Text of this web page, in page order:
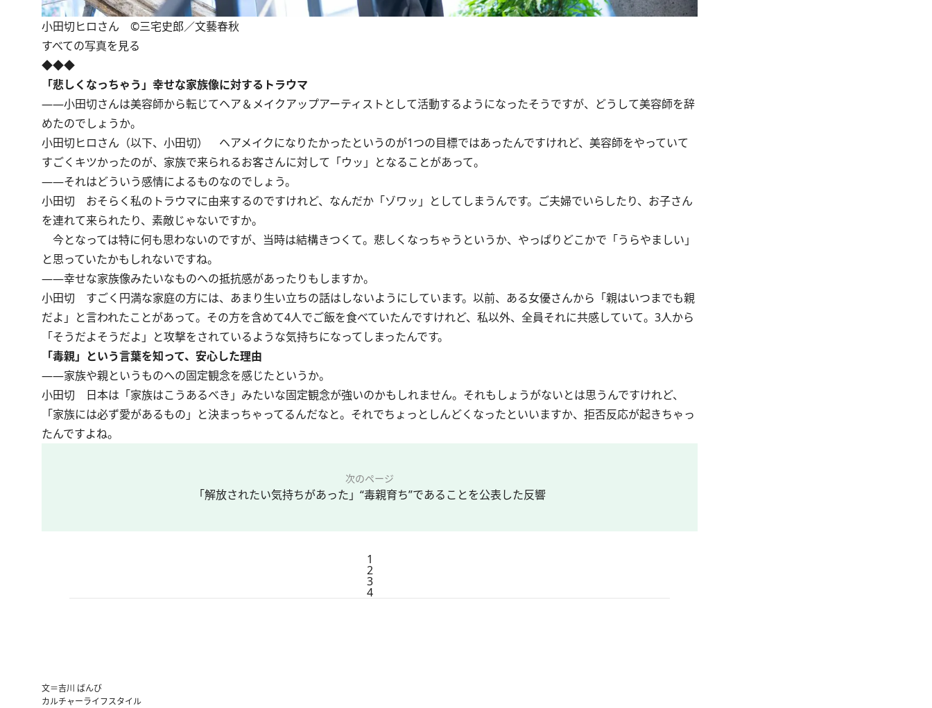
小田切ヒロさん ©三宅史郎／文藝春秋
すべての写真を見る
◆◆◆
「悲しくなっちゃう」幸せな家族像に対するトラウマ
――小田切さんは美容師から転じてヘア＆メイクアップアーティストとして活動するようになったそうですが、どうして美容師を辞
めたのでしょうか。
小田切ヒロさん（以下、小田切）
ヘアメイクになりたかったというのが1つの目標ではあったんですけれど、美容師をやっていて
すごくキツかったのが、家族で来られるお客さんに対して「ウッ」となることがあって。
――それはどういう感情によるものなのでしょう。
小田切 おそらく私のトラウマに由来するのですけれど、なんだか「ゾワッ」としてしまうんです。ご夫婦でいらしたり、お子さん
を連れて来られたり、素敵じゃないですか。
今となっては特に何も思わないのですが、当時は結構きつくて。悲しくなっちゃうというか、やっぱりどこかで「うらやましい」
と思っていたかもしれないですね。
――幸せな家族像みたいなものへの抵抗感があったりもしますか。
小田切 すごく円満な家庭の方には、あまり生い立ちの話はしないようにしています。以前、ある女優さんから「親はいつまでも親
だよ」と言われたことがあって。その方を含めて4人でご飯を食べていたんですけれど、私以外、全員それに共感していて。3人から
「そうだよそうだよ」と攻撃をされているような気持ちになってしまったんです。
「毒親」という言葉を知って、安心した理由
――家族や親というものへの固定観念を感じたというか。
小田切 日本は「家族はこうあるべき」みたいな固定観念が強いのかもしれません。それもしょうがないとは思うんですけれど、
「家族には必ず愛があるもの」と決まっちゃってるんだなと。それでちょっとしんどくなったといいますか、拒否反応が起きちゃっ
たんですよね。
次のページ
「解放されたい気持ちがあった」“毒親育ち”であることを公表した反響
1
2
3
4
文＝吉川 ばんび
カルチャーライフスタイル